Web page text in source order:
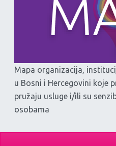
Mapa organizacija,
u Bosni i Hercegovini koje
pružaju usluge i/ili su
osobama